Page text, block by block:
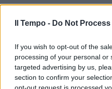
Il Tempo - Do Not
If you wish to opt-out of the
processing of your personal or
targeted advertising by us,
section to confirm your
opt-out request is processed